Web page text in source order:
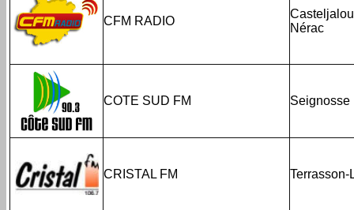
CFM RADIO
Nérac
COTE SUD FM Seignosse
CRISTAL FM